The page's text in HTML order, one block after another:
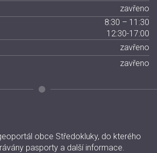
zavřeno
8:30 – 11:30
12:30-17:00
zavřeno
zavřeno
obce Středokluky, do kterého
pasporty a další informace.